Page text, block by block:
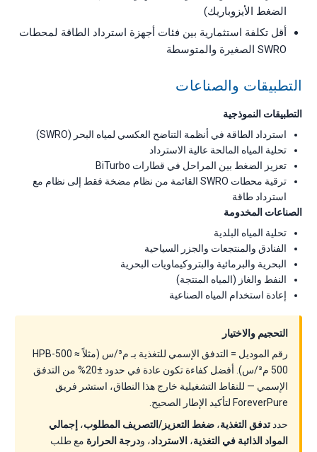
الضغط الأيزوباريك)
أقل تكلفة استثمارية بين فئات أجهزة استرداد الطاقة لمحطات
SWRO الصغيرة والمتوسطة
التطبيقات والصناعات
التطبيقات النموذجية
استرداد الطاقة في أنظمة التناضح العكسي لمياه البحر (SWRO)
تحلية المياه المالحة عالية الاسترداد
تعزيز الضغط بين المراحل في قطارات BiTurbo
ترقية محطات SWRO القائمة من نظام مضخة فقط إلى نظام مع
استرداد طاقة
الصناعات المخدومة
تحلية المياه البلدية
الفنادق والمنتجعات والجزر السياحية
البحرية والبرمائية والبتروكيماويات البحرية
النفط والغاز (المياه المنتجة)
إعادة استخدام المياه الصناعية
التحجيم والاختيار
رقم الموديل = التدفق الإسمي للتغذية بـ م³/س (مثلاً HPB-500 ≈
500 م³/س). أفضل كفاءة تكون عادة في حدود ±20% من التدفق
الإسمي — للنقاط التشغيلية خارج هذا النطاق، استشر فريق
ForeverPure لتأكيد الإطار الصحيح.
حدد تدفق التغذية، ضغط التعزيز/التصريف المطلوب، إجمالي
المواد الذائبة في التغذية، الاسترداد، ودرجة الحرارة مع طلب